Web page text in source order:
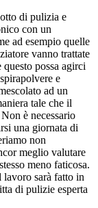
di pulizia e
con un
ad esempio quelle
vanno trattate
possa agirci
e
ad un
tale che il
è necessario
una giornata di
non
meglio valutare
meno faticosa.
lavoro sarà fatto in
di pulizie esperta